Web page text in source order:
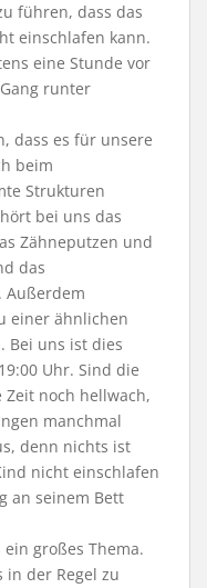
führen, dass das
einschlafen kann.
eine Stunde vor
runter
dass es für unsere
beim
Strukturen
bei uns das
Zähneputzen und
das
Außerdem
einer ähnlichen
Bei uns ist dies
Uhr. Sind die
noch hellwach,
manchmal
denn nichts ist
nicht einschlafen
an seinem Bett
großes Thema.
in der Regel zu